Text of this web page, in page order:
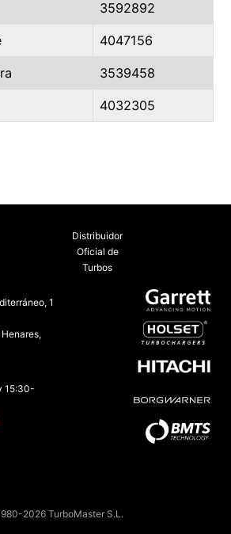
3592892
4047156
3539458
4032305
Distribuidor
Oficial de
Turbos
1
15:30-
2026 TurboMaster S.L.